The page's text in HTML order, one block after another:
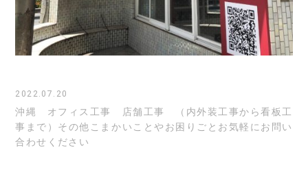
2022.07.20
沖縄 オフィス工事 店舗工事 （内外装工事から看板工
事まで）その他こまかいことやお困りごとお気軽にお問い
合わせください